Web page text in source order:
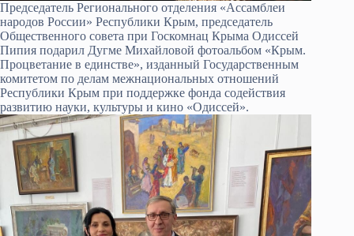
Председатель Регионального отделения «Ассамблеи
народов России» Республики Крым, председатель
Общественного совета при Госкомнац Крыма Одиссей
Пипия подарил Дугме Михайловой фотоальбом «Крым.
Процветание в единстве», изданный Государственным
комитетом по делам межнациональных отношений
Республики Крым при поддержке фонда содействия
развитию науки, культуры и кино «Одиссей».